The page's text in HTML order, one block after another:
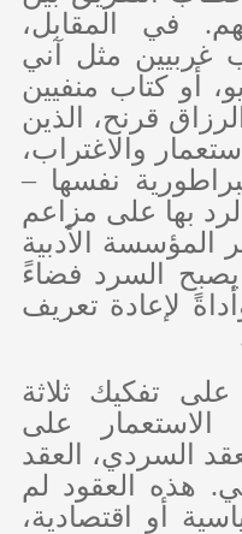
في المقابل،
غربيين مثل آني
أو كتاب منفيين
قرنح، الذين
والاغتراب،
نفسها –
بها على مزاعم
المؤسسة الأدبية
يصبح السرد فضاءً
لإعادة تعريف
على تفكيك ثلاثة
على
السردي، العقد
هذه العقود لم
أو اقتصادية،